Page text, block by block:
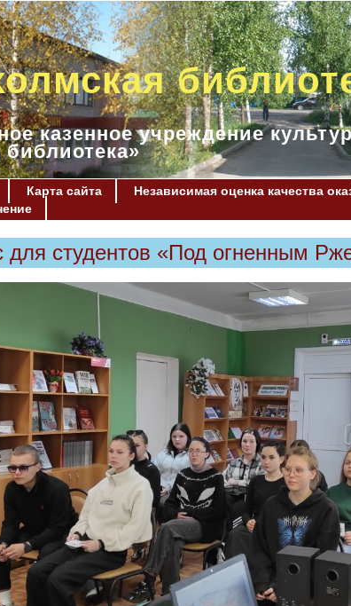
казенное учреждение
Карта сайта Независимая оценка качества
для студентов «Под огненным